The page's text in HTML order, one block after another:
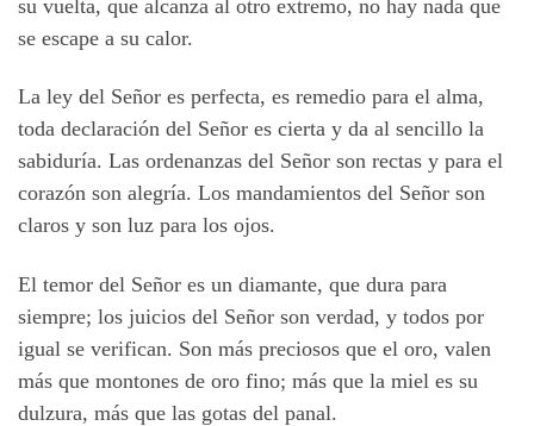
su vuelta, que alcanza al otro extremo, no hay nada que
se escape a su calor.
La ley del Señor es perfecta, es remedio para el alma,
toda declaración del Señor es cierta y da al sencillo la
sabiduría. Las ordenanzas del Señor son rectas y para el
corazón son alegría. Los mandamientos del Señor son
claros y son luz para los ojos.
El temor del Señor es un diamante, que dura para
siempre; los juicios del Señor son verdad, y todos por
igual se verifican. Son más preciosos que el oro, valen
más que montones de oro fino; más que la miel es su
dulzura, más que las gotas del panal.